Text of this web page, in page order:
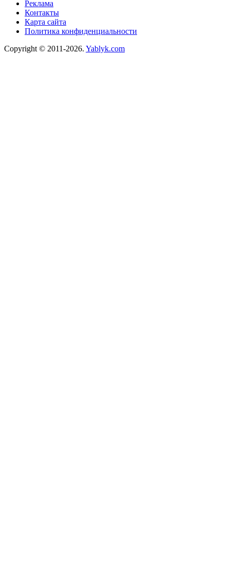
Реклама
Контакты
Карта сайта
Политика конфиденциальности
Copyright © 2011-2026. Yablyk.сom